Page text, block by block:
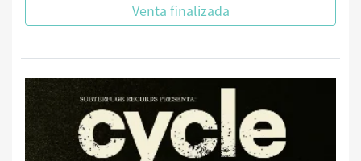
Venta finalizada